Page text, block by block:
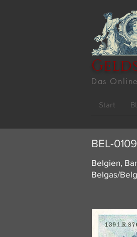
Das
Start
BEL-
Belgien,
Belgas/